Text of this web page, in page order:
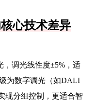
心技术差异
，调光线性度±5%，适
为数字调光（如DALI
现分组控制，更适合智